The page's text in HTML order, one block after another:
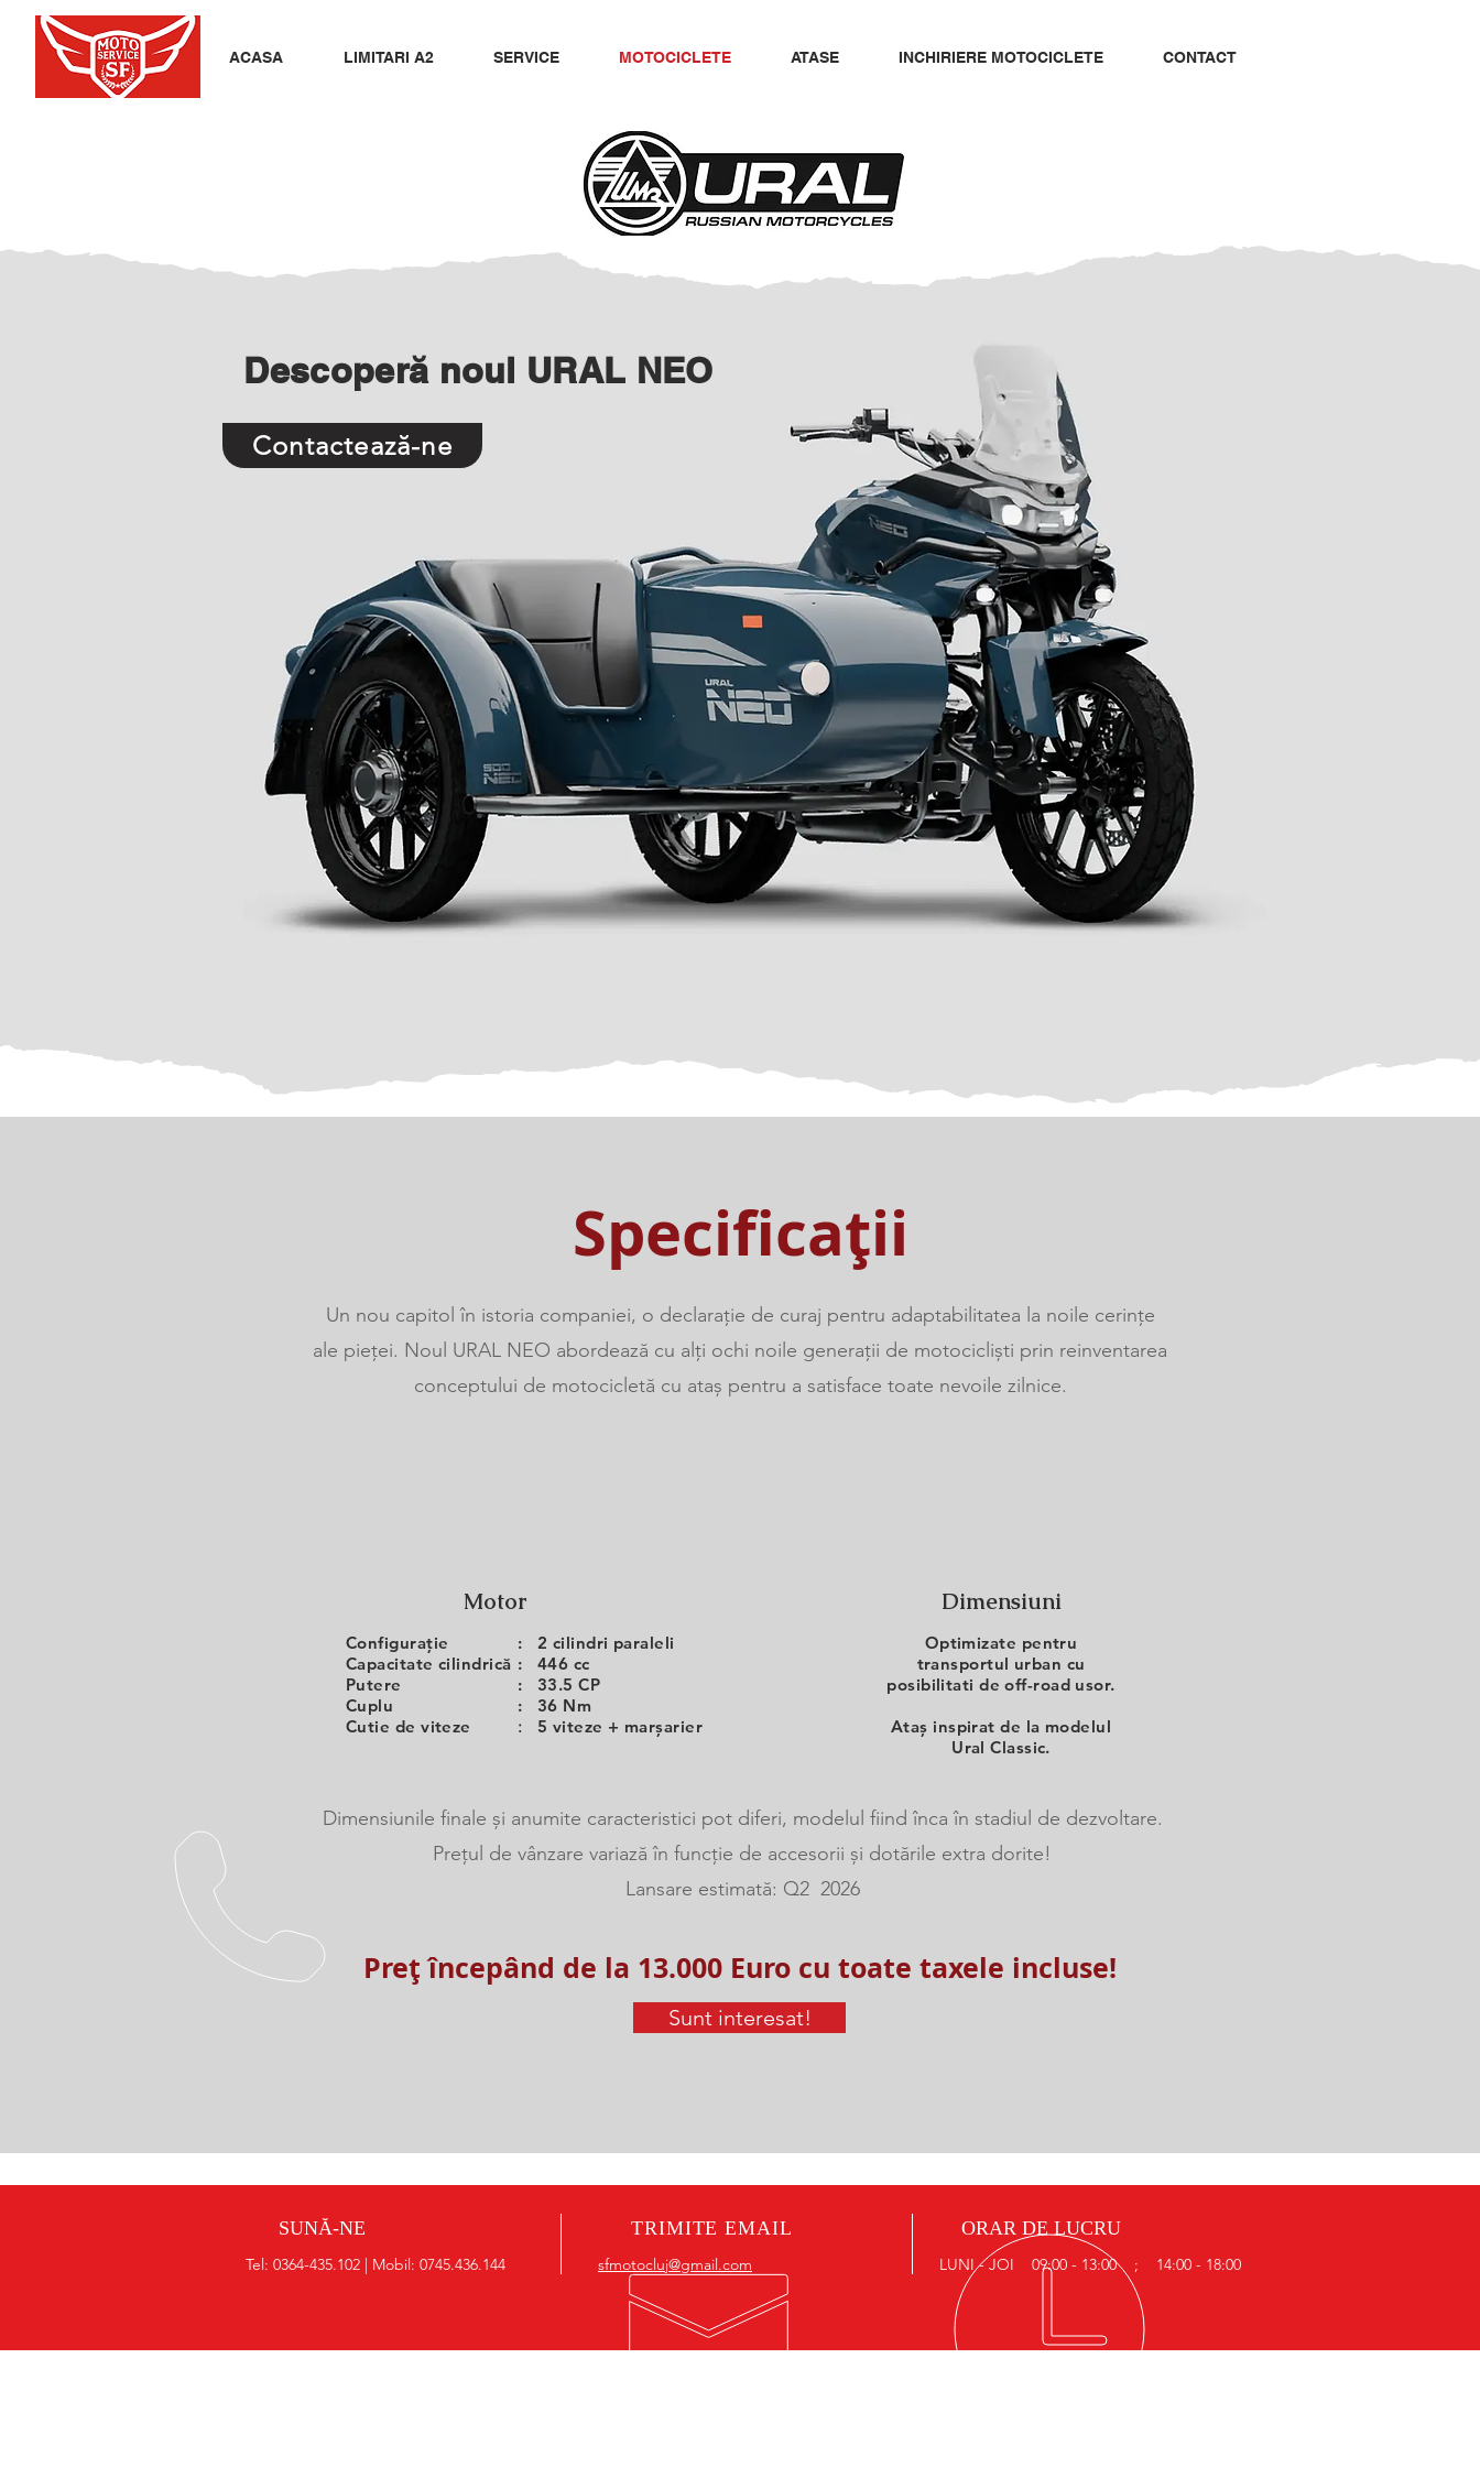
ACASA LIMITARI A2 SERVICE MOTOCICLETE ATASE INCHIRIERE MOTOCICLETE CONTACT
Descoperă noul URAL NEO
Contactează-ne
Specificații
Un nou capitol în istoria companiei, o declarație de curaj pentru adaptabilitatea la noile cerințe
ale pieței. Noul URAL NEO abordează cu alți ochi noile generații de motocicliști prin reinventarea
conceptului de motocicletă cu ataș pentru a satisface toate nevoile zilnice.
Motor
Configurație
Capacitate cilindrică
Putere
Cuplu
Cutie de viteze
:
:
:
:
:
2 cilindri paraleli
446 cc
33.5 CP
36 Nm
5 viteze + marșarier
Dimensiuni
Optimizate pentru
transportul urban cu
posibilitati de off-road usor.
Ataș inspirat de la modelul
Ural Classic.
Dimensiunile finale și anumite caracteristici pot diferi, modelul fiind înca în stadiul de dezvoltare.
Prețul de vânzare variază în funcție de accesorii și dotările extra dorite!
Lansare estimată: Q2 2026
Preț începând de la 13.000 Euro cu toate taxele incluse!
Sunt interesat!
SUNĂ-NE
Tel: 0364-435.102 | Mobil: 0745.436.144
TRIMITE EMAIL
sfmotocluj@gmail.com
ORAR DE LUCRU
LUNI - JOI 09:00 - 13:00 ; 14:00 - 18:00